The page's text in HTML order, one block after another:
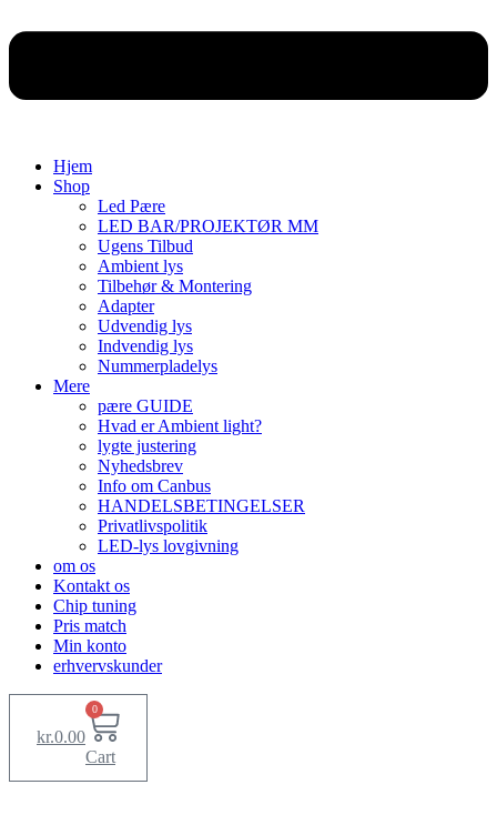
Hjem
Shop
Led Pære
LED BAR/PROJEKTØR MM
Ugens Tilbud
Ambient lys
Tilbehør & Montering
Adapter
Udvendig lys
Indvendig lys
Nummerpladelys
Mere
pære GUIDE
Hvad er Ambient light?
lygte justering
Nyhedsbrev
Info om Canbus
HANDELSBETINGELSER
Privatlivspolitik
LED-lys lovgivning
om os
Kontakt os
Chip tuning
Pris match
Min konto
erhvervskunder
kr.0.00
0
Cart